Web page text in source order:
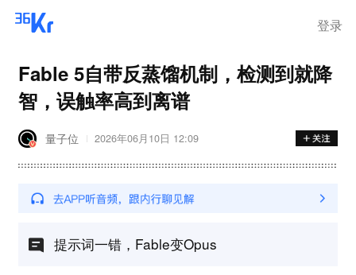
登录
Fable 5自带反蒸馏机制，检测到就降
智，误触率高到离谱
量子位 2026年06月10日 12:09
提示词一错，Fable变Opus